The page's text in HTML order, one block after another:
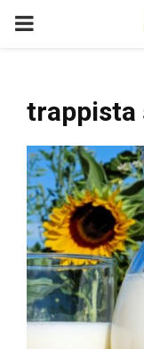
P
M
A
R
Y
trappista